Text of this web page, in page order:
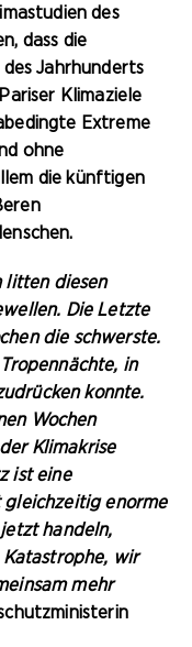
des
dass die
Jahrhunderts
Klimaziele
Extreme
ohne
die künftigen
litten diesen
Die Letzte
die schwerste.
in
konnte.
Wochen
Klimakrise
ist eine
enorme
handeln,
wir
mehr